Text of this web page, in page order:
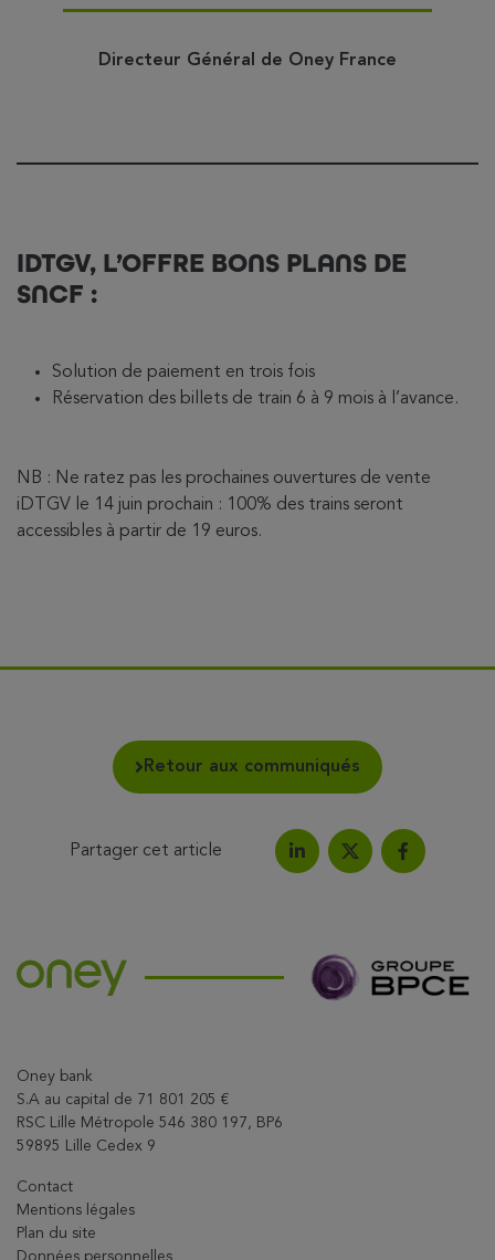
Directeur Général de Oney France
IDTGV, L’OFFRE BONS PLANS DE
SNCF :
Solution de paiement en trois fois
Réservation des billets de train 6 à 9 mois à l’avance.
NB : Ne ratez pas les prochaines ouvertures de vente
iDTGV le 14 juin prochain : 100% des trains seront
accessibles à partir de 19 euros.
Retour aux communiqués
Partager cet article
Partagez l'article sur
Partagez l'article
Partagez
Oney bank
S.A au capital de 71 801 205 €
RSC Lille Métropole 546 380 197, BP6
59895 Lille Cedex 9
Contact
Mentions légales
Plan du site
Données personnelles